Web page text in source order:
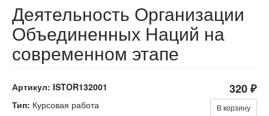
Деятельность Организации
Объединенных Наций на
современном этапе
Артикул: ISTOR132001 320 ₽
В корзину
Тип: Курсовая работа